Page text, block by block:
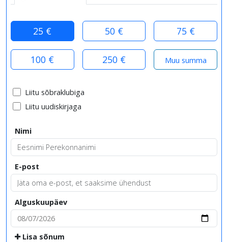
25 € 50 € 75 €
100 € 250 €
Liitu sõbraklubiga
Liitu uudiskirjaga
Nimi
E-post
Alguskuupäev
Lisa sõnum